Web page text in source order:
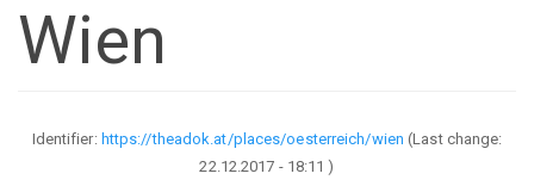
Wien
Identifier: https://theadok.at/places/oesterreich/wien (Last change:
22.12.2017 - 18:11 )